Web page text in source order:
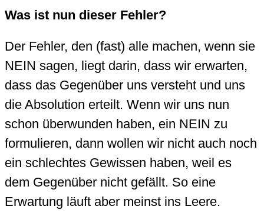
Was ist nun dieser Fehler?
Der Fehler, den (fast) alle machen, wenn sie
NEIN sagen, liegt darin, dass wir erwarten,
dass das Gegenüber uns versteht und uns
die Absolution erteilt. Wenn wir uns nun
schon überwunden haben, ein NEIN zu
formulieren, dann wollen wir nicht auch noch
ein schlechtes Gewissen haben, weil es
dem Gegenüber nicht gefällt. So eine
Erwartung läuft aber meinst ins Leere.